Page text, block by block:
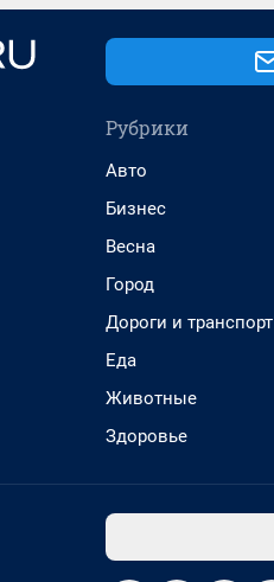
Рубрики
Авто
Бизнес
Весна
Город
Дороги и транспорт
Еда
Животные
Здоровье